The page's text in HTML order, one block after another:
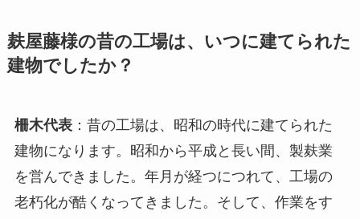
麸屋藤様の昔の工場は、いつに建てられた
建物でしたか？
柵木代表：昔の工場は、昭和の時代に建てられた
建物になります。昭和から平成と長い間、製麸業
を営んできました。年月が経つにつれて、工場の
老朽化が酷くなってきました。そして、作業をす